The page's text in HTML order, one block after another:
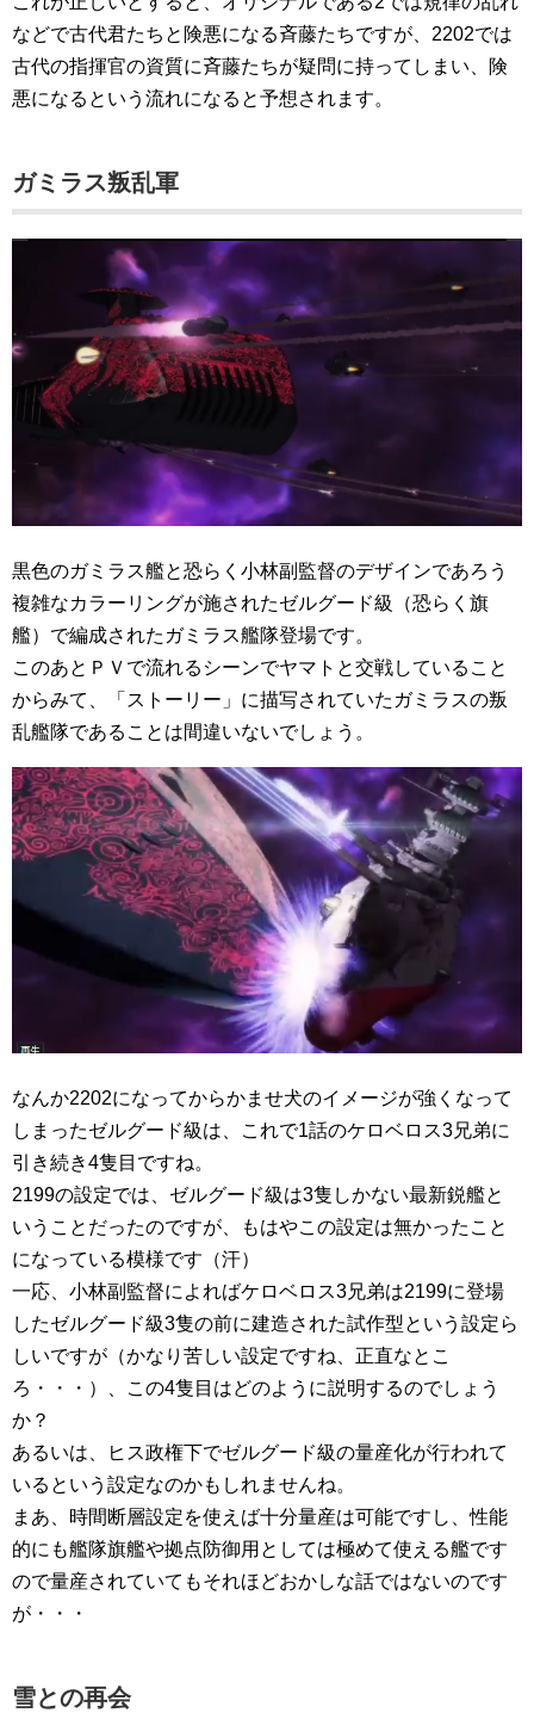
などで古代君たちと険悪になる斉藤たちですが、2202では
古代の指揮官の資質に斉藤たちが疑問に持ってしまい、険
悪になるという流れになると予想されます。
ガミラス叛乱軍
黒色のガミラス艦と恐らく小林副監督のデザインであろう
複雑なカラーリングが施されたゼルグード級（恐らく旗
艦）で編成されたガミラス艦隊登場です。
このあとＰＶで流れるシーンでヤマトと交戦していること
からみて、「ストーリー」に描写されていたガミラスの叛
乱艦隊であることは間違いないでしょう。
なんか2202になってからかませ犬のイメージが強くなって
しまったゼルグード級は、これで1話のケロベロス3兄弟に
引き続き4隻目ですね。
2199の設定では、ゼルグード級は3隻しかない最新鋭艦と
いうことだったのですが、もはやこの設定は無かったこと
になっている模様です（汗）
一応、小林副監督によればケロベロス3兄弟は2199に登場
したゼルグード級3隻の前に建造された試作型という設定ら
しいですが（かなり苦しい設定ですね、正直なとこ
ろ・・・）、この4隻目はどのように説明するのでしょう
か？
あるいは、ヒス政権下でゼルグード級の量産化が行われて
いるという設定なのかもしれませんね。
まあ、時間断層設定を使えば十分量産は可能ですし、性能
的にも艦隊旗艦や拠点防御用としては極めて使える艦です
ので量産されていてもそれほどおかしな話ではないのです
が・・・
雪との再会